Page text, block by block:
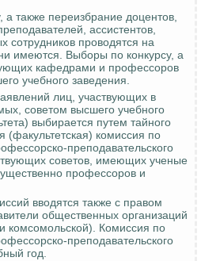
а также переизбрание доцентов,
ассистентов,
сотрудников проводятся на
имеются. Выборы по конкурсу, а
кафедрами и профессоров
учебного заведения.
лиц, участвующих в
советом высшего учебного
выбирается путем тайного
(факультетская) комиссия по
преподавательского
советов, имеющих ученые
профессоров и
вводятся также с правом
общественных организаций
комсомольской). Комиссия по
преподавательского
год.